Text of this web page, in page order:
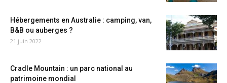
Hébergements en Australie : camping, van,
B&B ou auberges ?
21 juin 2022
Cradle Mountain : un parc national au
patrimoine mondial